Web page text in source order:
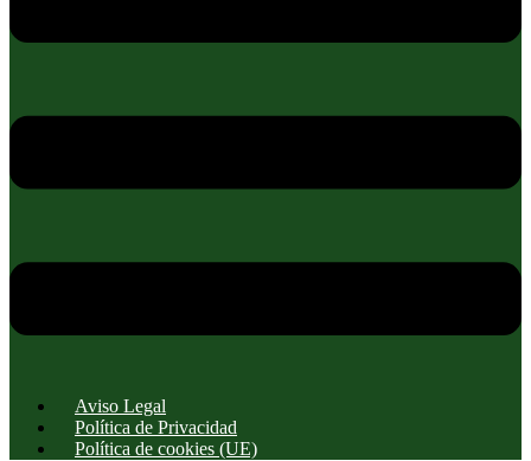
Aviso Legal
Política de Privacidad
Política de cookies (UE)